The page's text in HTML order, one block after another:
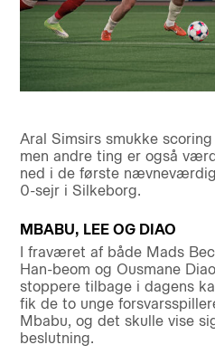
Aral Simsirs smukke
men andre ting er også
ned i de første
0-sejr i Silkeborg.
MBABU, LEE OG DIAO
I fraværet af både Mads
Han-beom og Ousmane
stoppere tilbage i dagens
fik de to unge
Mbabu, og det skulle vise
beslutning.